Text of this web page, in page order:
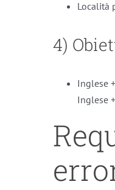
Località
4)
Inglese
Inglese